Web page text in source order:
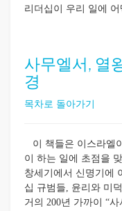
리더십이 우리 일에
사무엘서, 열
경
목차로 돌아가기
이 책들은 이스라엘
이 하는 일에 초점을
창세기에서 신명기에
십 규범들, 윤리와 미
거의 200년 가까이 “